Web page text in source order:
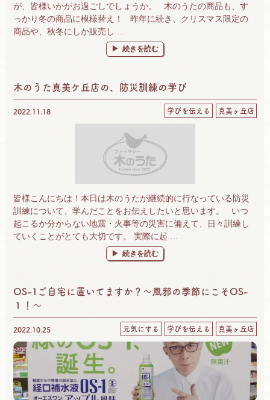
が、皆様いかがお過ごしでしょうか。 木のうたの商品も、す
っかり冬の商品に模様替え！ 昨年に続き、クリスマス限定の
商品や、秋冬にしか販売し …
“真美ケ丘店＊冬の装い＊” の
続きを読む
木のうた真美ケ丘店の、防災訓練の学び
2022.11.18 学びを伝える 真美ヶ丘店
皆様こんにちは！本日は木のうたが継続的に行なっている防災
訓練について、学んだことをお伝えしたいと思います。 いつ
起こるか分からない地震・火事等の災害に備えて、日々訓練し
ていくことがとても大切です。 実際に起 …
“木のうた真美ケ丘店の、防災訓練の学び” の
続きを読む
OS-1ご自宅に置いてますか？～風邪の季節にこそOS-
１！～
2022.10.25 元気にする 学びを伝える 真美ヶ丘店